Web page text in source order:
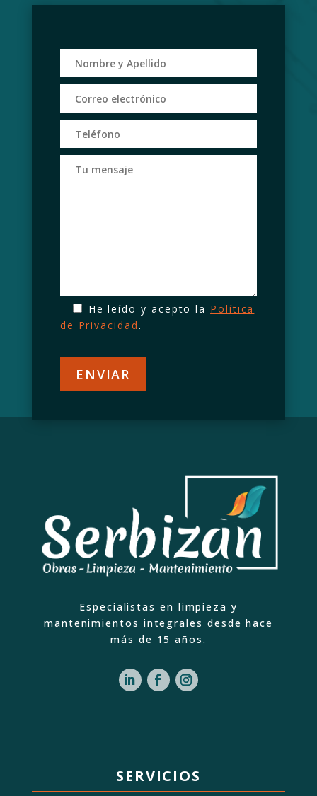
He leído y acepto la Política
de Privacidad .
Especialistas en limpieza y
mantenimientos integrales desde hace
más de 15 años.
SERVICIOS